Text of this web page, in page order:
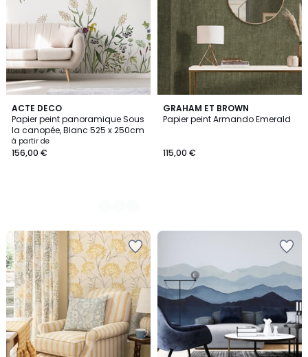
ACTE DECO
Papier peint panoramique Sous
la canopée, Blanc 525 x 250cm
à partir de
156,00 €
4
Couleurs
GRAHAM ET BROWN
Papier peint Armando Emerald
115,00 €